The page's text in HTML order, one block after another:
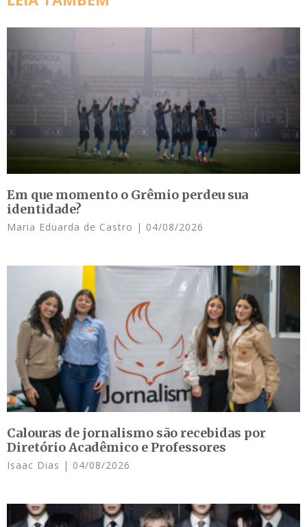
Em que momento o Grêmio perdeu sua
identidade?
Maria Eduarda de Castro 04/08/2026
Calouras de jornalismo são recebidas por
Diretório Acadêmico e Professores
Isaac Dias 04/08/2026